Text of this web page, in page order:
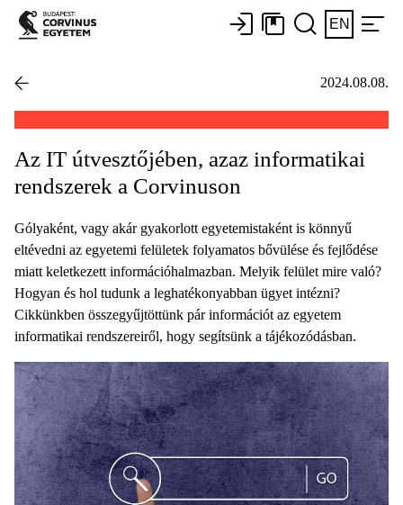
EN
2024.08.08.
Az IT útvesztőjében, azaz informatikai
rendszerek a Corvinuson
Gólyaként, vagy akár gyakorlott egyetemistaként is könnyű
eltévedni az egyetemi felületek folyamatos bővülése és fejlődése
miatt keletkezett információhalmazban. Melyik felület mire való?
Hogyan és hol tudunk a leghatékonyabban ügyet intézni?
Cikkünkben összegyűjtöttünk pár információt az egyetem
informatikai rendszereiről, hogy segítsünk a tájékozódásban.